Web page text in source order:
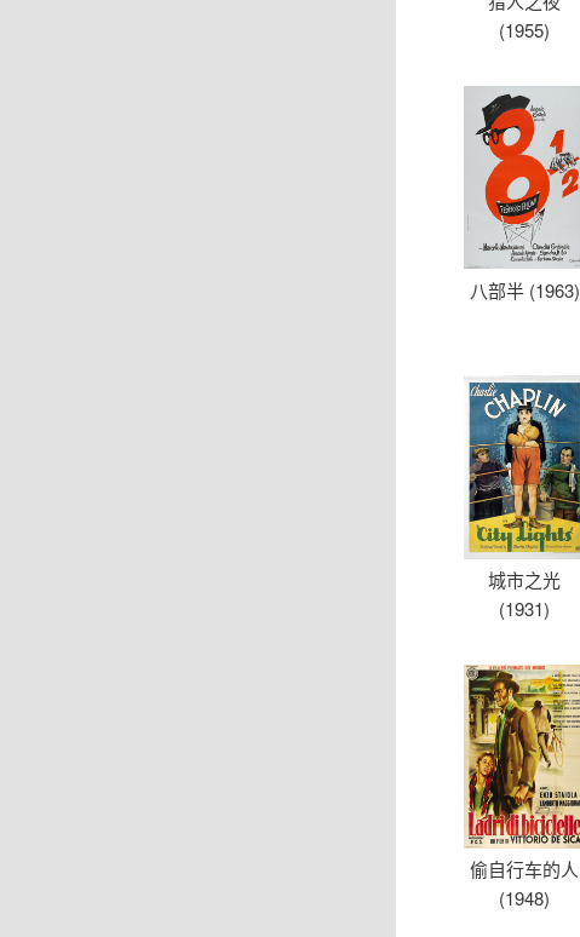
(1955)
八部半 (1963)
城市之光
(1931)
偷自行车的人
(1948)